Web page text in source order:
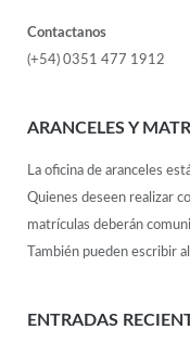
Contactanos
(+54) 0351 477 1912
ARANCELES Y
La oficina de aranceles
Quienes deseen realizar
matrículas deberán
También pueden escribir
ENTRADAS